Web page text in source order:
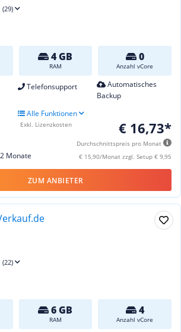
(29)
4 GB
RAM
0
Anzahl vCore
Telefonsupport
Automatisches
Backup
Alle Funktionen
€ 16,73*
Durchschnittspreis pro Monat
€ 15,90/Monat zzgl. Setup € 9,95
Monate
Exkl. Lizenzkosten
ZUM ANBIETER
(22)
6 GB
RAM
4
Anzahl vCore